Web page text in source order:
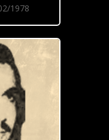
1978